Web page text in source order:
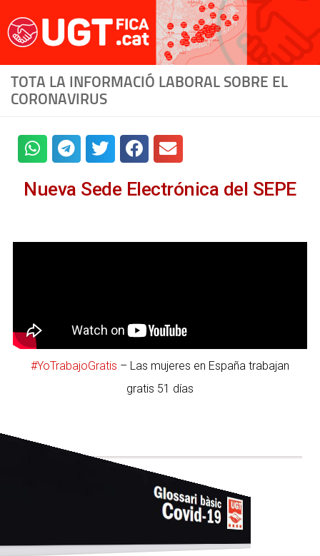
Saltar al contenido
TOTA LA INFORMACIÓ LABORAL SOBRE EL
CORONAVIRUS
Nueva Sede Electrónica del SEPE
#YoTrabajoGratis – Las mujeres en España trabajan
gratis 51 días